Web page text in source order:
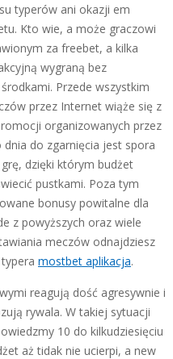
typerów ani okazji em
Kto wie, a może graczowi
za freebet, a kilka
wygraną bez
Przede wszystkim
przez Internet wiąże się z
organizowanych przez
dnia do zgarnięcia jest spora
dzięki którym budżet
pustkami. Poza tym
bonusy powitalne dla
z powyższych oraz wiele
meczów odnajdziesz
mostbet aplikacja.
reagują dość agresywnie i
rywala. W takiej sytuacji
10 do kilkudziesięciu
aż tidak nie ucierpi, a new